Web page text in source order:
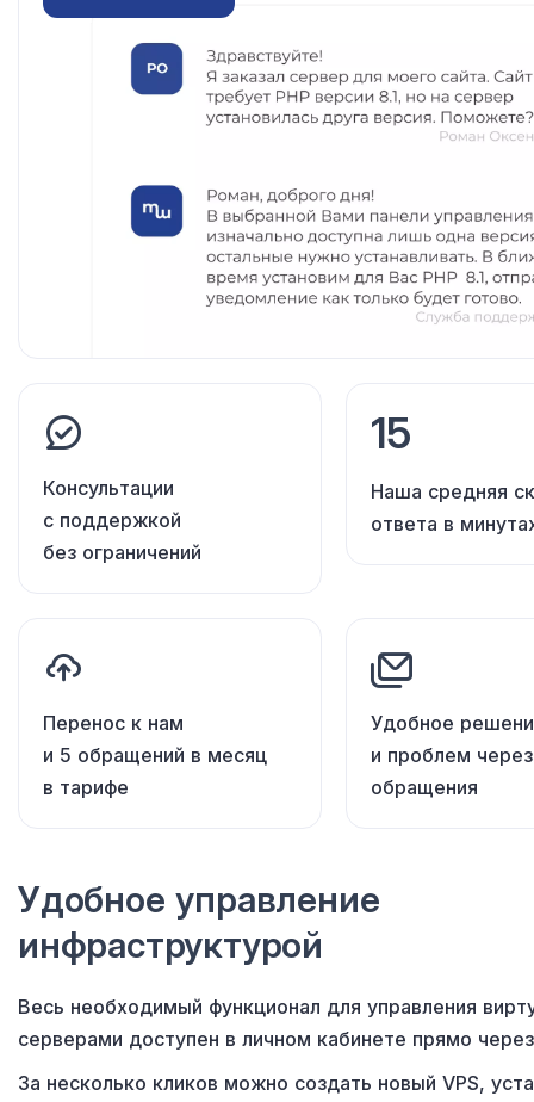
Консультации
с поддержкой
без ограничений
15
Наша средняя
ответа в
Перенос к нам
и 5 обращений в месяц
в тарифе
Удобное
и проблем через
обращения
Удобное управление
инфраструктурой
Весь необходимый функционал для управления
серверами доступен в личном кабинете прямо
За несколько кликов можно создать новый VPS,